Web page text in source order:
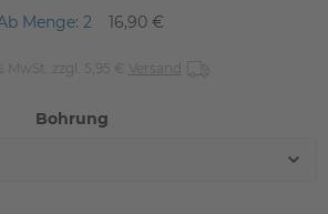
Menge: 2
16,90 €
MwSt. zzgl. 5,95 € Versand
Bohrung